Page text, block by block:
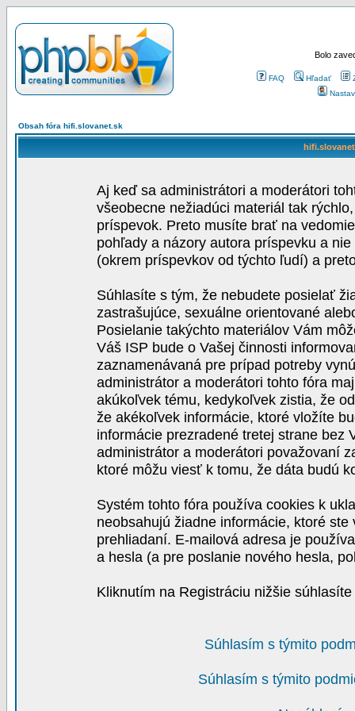
Bolo
FAQ Hľadať
Obsah fóra hifi.slovanet.sk
Aj keď sa administrátori a moderátori
všeobecne nežiadúci materiál tak
príspevok. Preto musíte brať na
pohľady a názory autora príspevku a
(okrem príspevkov od týchto ľudí) a
Súhlasíte s tým, že nebudete posielať
zastrašujúce, sexuálne orientované
Posielanie takýchto materiálov Vám
Váš ISP bude o Vašej činnosti
zaznamenávaná pre prípad potreby
administrátor a moderátori tohto fóra
akúkoľvek tému, kedykoľvek zistia, že
že akékoľvek informácie, ktoré vložíte
informácie prezradené tretej strane bez
administrátor a moderátori považovaní
ktoré môžu viesť k tomu, že dáta budú
Systém tohto fóra používa cookies k
neobsahujú žiadne informácie, ktoré
prehliadaní. E-mailová adresa je
a hesla (a pre poslanie nového hesla,
Kliknutím na Registráciu nižšie
Súhlasím s týmito
Súhlasím s týmito